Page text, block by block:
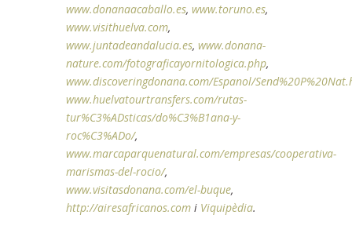
www.donanaacaballo.es, www.toruno.es,
www.visithuelva.com,
www.juntadeandalucia.es, www.donana-
nature.com/fotograficayornitologica.php,
www.discoveringdonana.com/Espanol/
www.huelvatourtransfers.com/rutas-
tur%C3%ADsticas/do%C3%B1ana-y-
roc%C3%ADo/,
www.marcaparquenatural.com/empresas/cooperativa-
marismas-del-rocio/,
www.visitasdonana.com/el-buque,
http://airesafricanos.com i Viquipèdia.